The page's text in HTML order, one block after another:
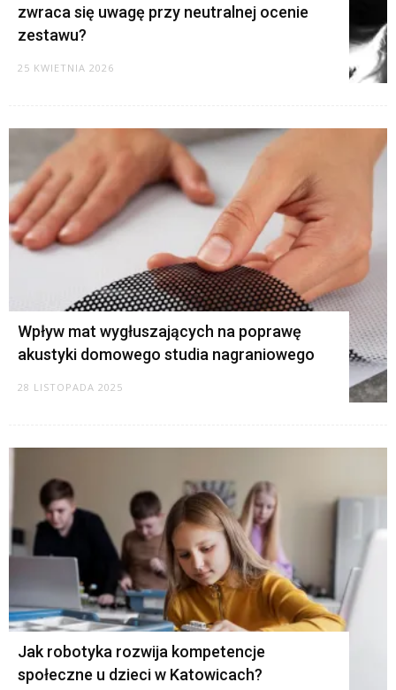
zwraca się uwagę przy neutralnej ocenie
zestawu?
25 KWIETNIA 2026
Wpływ mat wygłuszających na poprawę
akustyki domowego studia nagraniowego
28 LISTOPADA 2025
Jak robotyka rozwija kompetencje
społeczne u dzieci w Katowicach?